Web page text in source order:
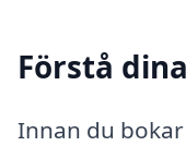
Förstå
Innan du